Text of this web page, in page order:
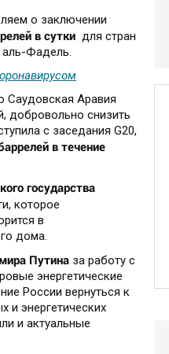
о заключении
в сутки для стран
аль-Фадель.
Саудовская Аравия
добровольно снизить
с заседания G20,
в течение
государства
которое
в
дома.
Путина за работу с
энергетические
России вернуться к
и энергетических
и актуальные